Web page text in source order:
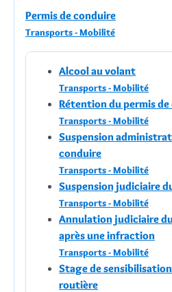
Permis de conduire
Transports - Mobilité
Alcool au volant
Transports - Mobilité
Rétention du permis
Transports - Mobilité
Suspension
conduire
Transports - Mobilité
Suspension judiciaire
Transports - Mobilité
Annulation judiciaire
après une infraction
Transports - Mobilité
Stage de
routière